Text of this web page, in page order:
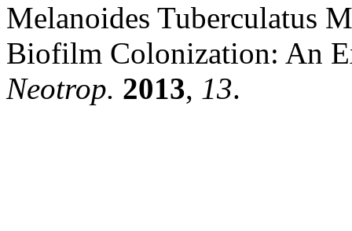
Melanoides Tuberculatus
Biofilm Colonization: An
Neotrop. 2013, 13.